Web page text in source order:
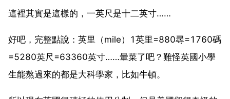
這裡其實是這樣的，一英尺是十二英寸……
好吧，完整點說：英里（mile）1英里=880尋=1760碼
=5280英尺=63360英寸……暈菜了吧？難怪英國小學
生能熬過來的都是大科學家，比如牛頓。